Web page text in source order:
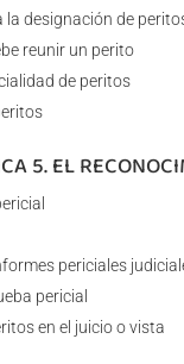
la designación de
reunir un perito
de peritos
5. EL
periciales
pericial
en el juicio o vista